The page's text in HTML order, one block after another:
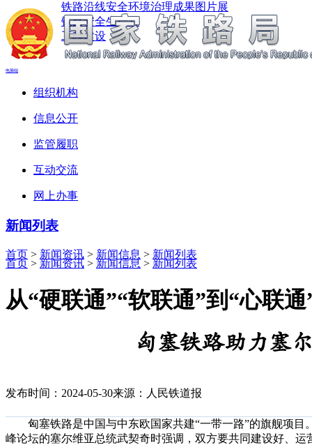
铁路沿线安全环境治理成果图片展
铁路安全生产月
工程建设
电脑端
组织机构
信息公开
监管履职
互动交流
网上办事
新闻列表
首页 > 新闻资讯 > 新闻信息 > 新闻列表
首页 > 新闻资讯 > 新闻信息 > 新闻列表
从“硬联通”“软联通”到“心联通
匈塞铁路助力塞
发布时间：2024-05-30来源：人民铁道报
匈塞铁路是中国与中东欧国家共建“一带一路”的旗舰项目
峰论坛的塞尔维亚总统武契奇时强调，双方要共同建设好、